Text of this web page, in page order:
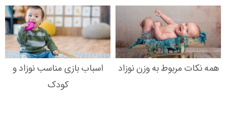
همه نکات مربوط به وزن نوزاد
اسباب بازی مناسب نوزاد و
کودک